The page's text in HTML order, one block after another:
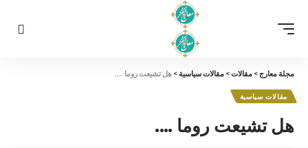
مجلة معارج> مقالات> مقالات سياسية> هل تشيعت روما ….
مقالات سياسية
هل تشيعت روما ….